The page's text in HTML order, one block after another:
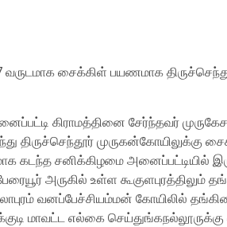
சைக்கிள் பயணமாக
கிராமத்தினை சேர்ந்தவர்
திருச்செந்தூர்
கடந்த சனிக்கிழமை அனைப்பட்டியில்
அருகில் உள்ள கூகுளபுரத்திலும்
வனப்பேச்சியம்மன் கோயிலில்
மாவட்ட எல்கை